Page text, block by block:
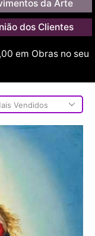
da Arte
dos Clientes
em Obras no seu